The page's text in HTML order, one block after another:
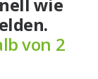
von 2